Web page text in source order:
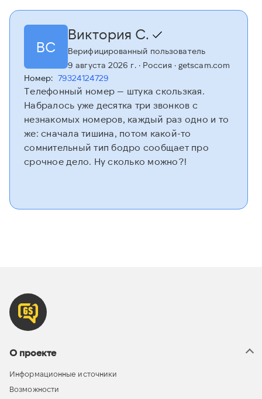
ВС
Виктория С.
Верифицированный пользователь
9 августа 2026 г.· Россия · getscam.com
Номер: 79324124729
Телефонный номер — штука скользкая.
Набралось уже десятка три звонков с
незнакомых номеров, каждый раз одно и то
же: сначала тишина, потом какой-то
сомнительный тип бодро сообщает про
срочное дело. Ну сколько можно?!
О проекте
Информационные источники
Возможности